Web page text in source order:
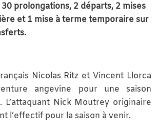
prolongations, 2 départs, 2 mises
et 1 mise à terme temporaire sur
Nicolas Ritz et Vincent Llorca
angevine pour une saison
L’attaquant Nick Moutrey originaire
l’effectif pour la saison à venir.